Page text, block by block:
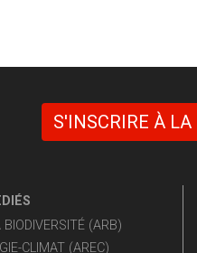
S'INSCRIRE À
(ARB)
CLIMAT (AREC)